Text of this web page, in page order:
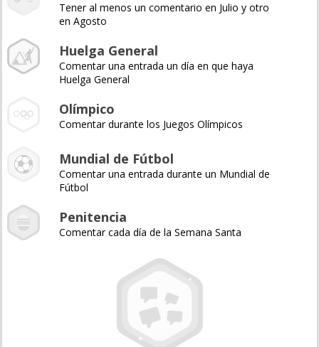
Tener al menos un comentario en Julio y otro
en Agosto
Huelga General
Comentar una entrada un día en que haya
Huelga General
Olímpico
Comentar durante los Juegos Olímpicos
Mundial de Fútbol
Comentar una entrada durante un Mundial de
Fútbol
Penitencia
Comentar cada día de la Semana Santa